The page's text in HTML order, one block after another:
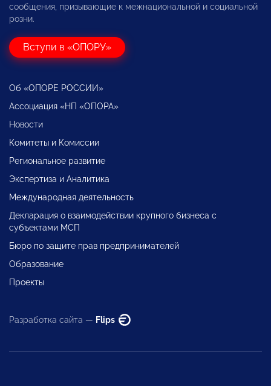
сообщения, призывающие к межнациональной и социальной
розни.
Вступи в «ОПОРУ»
Об «ОПОРЕ РОССИИ»
Ассоциация «НП «ОПОРА»
Новости
Комитеты и Комиссии
Региональное развитие
Экспертиза и Аналитика
Международная деятельность
Декларация о взаимодействии крупного бизнеса с
субъектами МСП
Бюро по защите прав предпринимателей
Образование
Проекты
Разработка сайта — Flips